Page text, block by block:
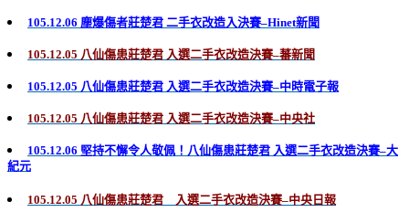
105.12.06 塵爆傷者莊楚君 二手衣改造入決賽–Hinet新聞
105.12.05 八仙傷患莊楚君 入選二手衣改造決賽–蕃新聞
105.12.05 八仙傷患莊楚君 入選二手衣改造決賽–中時電子報
105.12.05 八仙傷患莊楚君 入選二手衣改造決賽–中央社
105.12.06 堅持不懈令人敬佩！八仙傷患莊楚君 入選二手衣改造決賽–大
紀元
105.12.05 八仙傷患莊楚君 入選二手衣改造決賽–中央日報